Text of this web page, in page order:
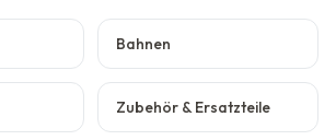
Bahnen
Zubehör & Ersatzteile